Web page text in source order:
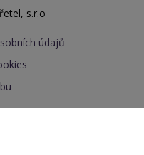
s.r.o
údajů